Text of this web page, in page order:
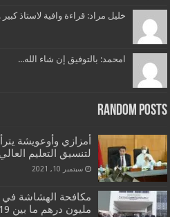
خليل مراد: قراءة وافية لاستاذ
امحمد: بالتوفيق إن شاء الله...
Random Posts
أمزازي وأوعويشة
لتنسيق التعليم العالي
سبتمبر 10, 2021
مليون درهم ما بين 2019 و 2021